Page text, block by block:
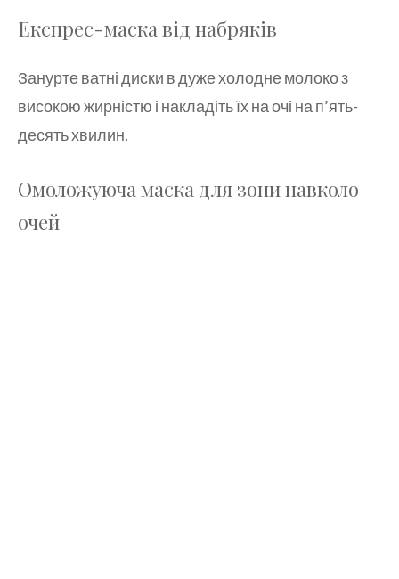
Експрес-маска від набряків
Занурте ватні диски в дуже холодне молоко з
високою жирністю і накладіть їх на очі на п’ять-
десять хвилин.
Омоложуюча маска для зони навколо
очей